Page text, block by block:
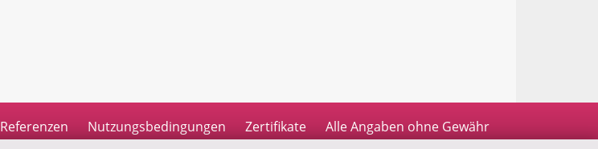
Referenzen Nutzungsbedingungen Zertifikate Alle Angaben ohne Gewähr